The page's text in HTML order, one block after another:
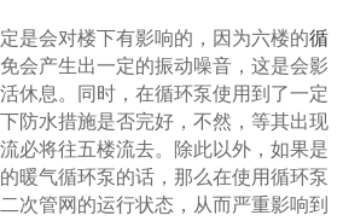
会对楼下有影响的，因为六楼的循
会产生出一定的振动噪音，这是会影
休息。同时，在循环泵使用到了一定
防水措施是否完好，不然，等其出现
必将往五楼流去。除此以外，如果是
暖气循环泵的话，那么在使用循环泵
次管网的运行状态，从而严重影响到